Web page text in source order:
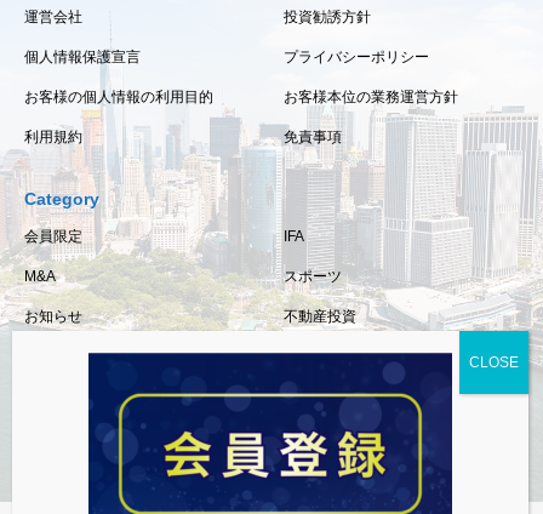
運営会社 投資勧誘方針
個人情報保護宣言 プライバシーポリシー
お客様の個人情報の利用目的 お客様本位の業務運営方針
利用規約 免責事項
Category
会員限定 IFA
M&A スポーツ
お知らせ 不動産投資
相続・事業承継
経済情報